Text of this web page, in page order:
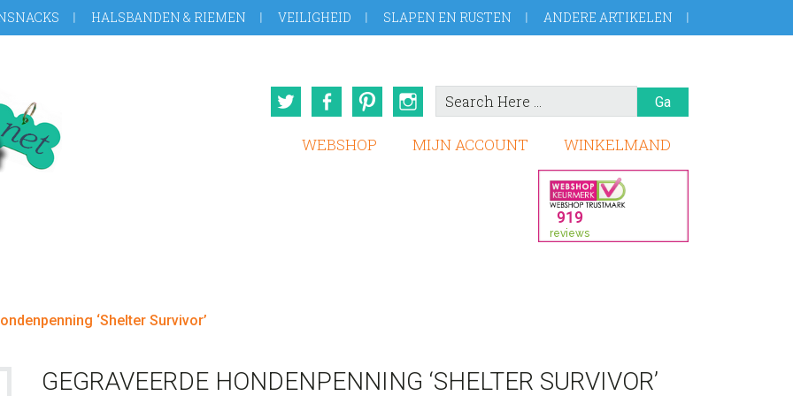
HALSBANDEN & RIEMEN VEILIGHEID SLAPEN EN RUSTEN ANDERE ARTIKELEN
Search
Here
TwitterFacebookPinterestInstagram
WEBSHOP MIJN ACCOUNT WINKELMAND
‘Shelter Survivor’
GEGRAVEERDE HONDENPENNING ‘SHELTER SURVIVOR’